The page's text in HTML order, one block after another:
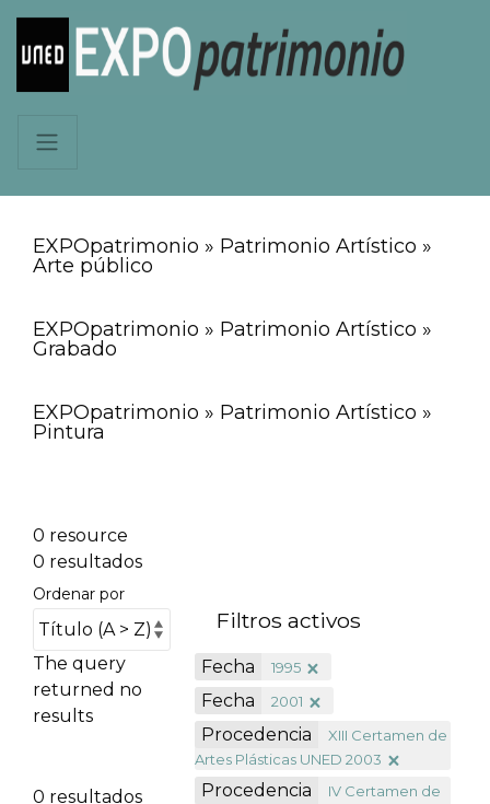
EXPOpatrimonio » Patrimonio Artístico »
Arte público
EXPOpatrimonio » Patrimonio Artístico »
Grabado
EXPOpatrimonio » Patrimonio Artístico »
Pintura
0 resource
0 resultados
Ordenar por
The query
returned no
results
0 resultados
Filtros activos
Fecha 1995
Fecha 2001
Procedencia
XIII Certamen de
Artes Plásticas UNED 2003
Procedencia
IV Certamen de